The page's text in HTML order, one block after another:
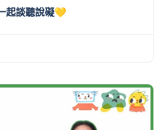
起談聽說礙💛